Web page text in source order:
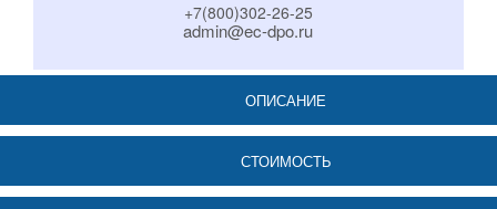
+7(800)302-26-25
admin@ec-dpo.ru
ОПИСАНИЕ
СТОИМОСТЬ